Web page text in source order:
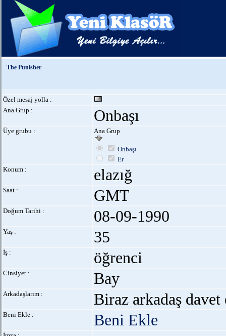
The Punisher
Özel mesaj yolla :
Ana Grup :
Onbaşı
Üye grubu : Ana Grup
Onbaşı
Er
Konum :
elazığ
Saat : GMT
Doğum Tarihi : 08-09-1990
Yaş : 35
İş : öğrenci
Cinsiyet : Bay
Arkadaşlarım : Biraz arkadaş davet
Beni Ekle : Beni Ekle